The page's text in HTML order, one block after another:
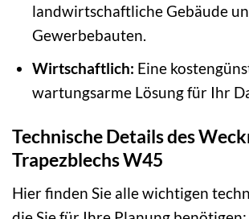
landwirtschaftliche Gebäude
Gewerbebauten.
Wirtschaftlich: Eine
wartungsarme Lösung für Ihr
Technische Details des
Trapezblechs W45
Hier finden Sie alle wichtigen